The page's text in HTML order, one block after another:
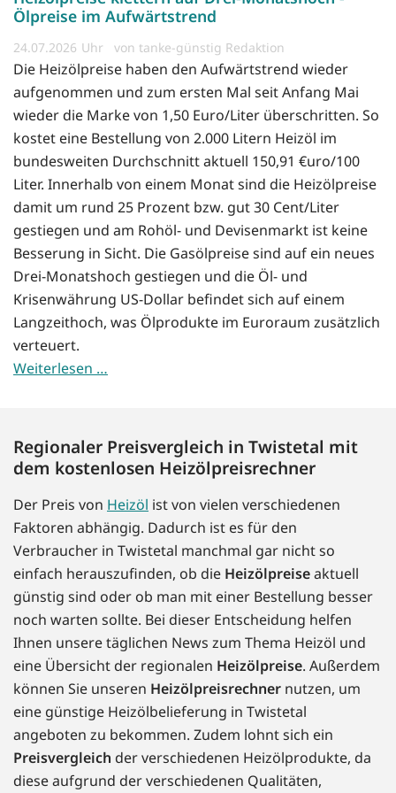
Ölpreise im Aufwärtstrend
24.07.2026 von tanke-günstig Redaktion
Die Heizölpreise haben den Aufwärtstrend wieder
aufgenommen und zum ersten Mal seit Anfang Mai
wieder die Marke von 1,50 Euro/Liter überschritten. So
kostet eine Bestellung von 2.000 Litern Heizöl im
bundesweiten Durchschnitt aktuell 150,91 €uro/100
Liter. Innerhalb von einem Monat sind die Heizölpreise
damit um rund 25 Prozent bzw. gut 30 Cent/Liter
gestiegen und am Rohöl- und Devisenmarkt ist keine
Besserung in Sicht. Die Gasölpreise sind auf ein neues
Drei-Monatshoch gestiegen und die Öl- und
Krisenwährung US-Dollar befindet sich auf einem
Langzeithoch, was Ölprodukte im Euroraum zusätzlich
verteuert.
Weiterlesen …
Regionaler Preisvergleich in Twistetal mit
dem kostenlosen Heizölpreisrechner
Der Preis von Heizöl ist von vielen verschiedenen
Faktoren abhängig. Dadurch ist es für den
Verbraucher in Twistetal manchmal gar nicht so
einfach herauszufinden, ob die Heizölpreiseaktuell
günstig sind oder ob man mit einer Bestellung besser
noch warten sollte. Bei dieser Entscheidung helfen
Ihnen unsere täglichen News zum Thema Heizöl und
eine Übersicht der regionalen Heizölpreise. Außerdem
können Sie unseren Heizölpreisrechner nutzen, um
eine günstige Heizölbelieferung in Twistetal
angeboten zu bekommen. Zudem lohnt sich ein
Preisvergleich der verschiedenen Heizölprodukte, da
diese aufgrund der verschiedenen Qualitäten,